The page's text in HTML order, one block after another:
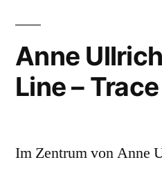
Anne
Line – Trace
Im Zentrum von Anne